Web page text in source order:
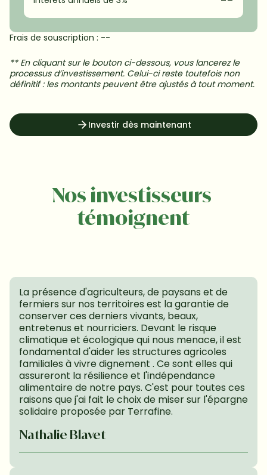
Frais de souscription : --
** En cliquant sur le bouton ci-dessous, vous lancerez le
processus d’investissement. Celui-ci reste toutefois non
définitif : les montants peuvent être ajustés à tout moment.
Investir dès maintenant
Nos investisseurs
témoignent
La présence d'agriculteurs, de paysans et de
fermiers sur nos territoires est la garantie de
conserver ces derniers vivants, beaux,
entretenus et nourriciers. Devant le risque
climatique et écologique qui nous menace, il est
fondamental d'aider les structures agricoles
familiales à vivre dignement . Ce sont elles qui
assureront la résilience et l'indépendance
alimentaire de notre pays. C'est pour toutes ces
raisons que j'ai fait le choix de miser sur l'épargne
solidaire proposée par Terrafine.
Nathalie Blavet